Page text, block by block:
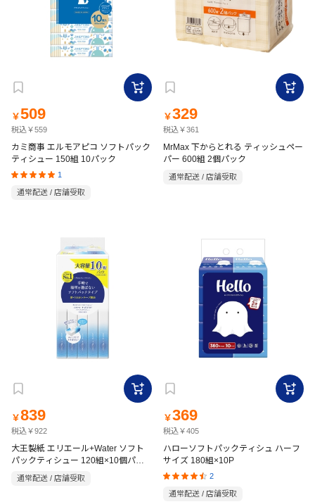
￥509
税込￥559
カミ商事 エルモアピコ ソフトパック
ティシュー 150組 10パック
1
通常配送 / 店舗受取
￥329
税込￥361
MrMax 下からとれる ティッシュペー
パー 600組 2個パック
通常配送 / 店舗受取
￥839
税込￥922
大王製紙 エリエール+Water ソフト
パックティシュー 120組×10個パッ
ク
通常配送 / 店舗受取
￥369
税込￥405
ハローソフトパックティシュ ハーフ
サイズ 180組×10P
2
通常配送 / 店舗受取